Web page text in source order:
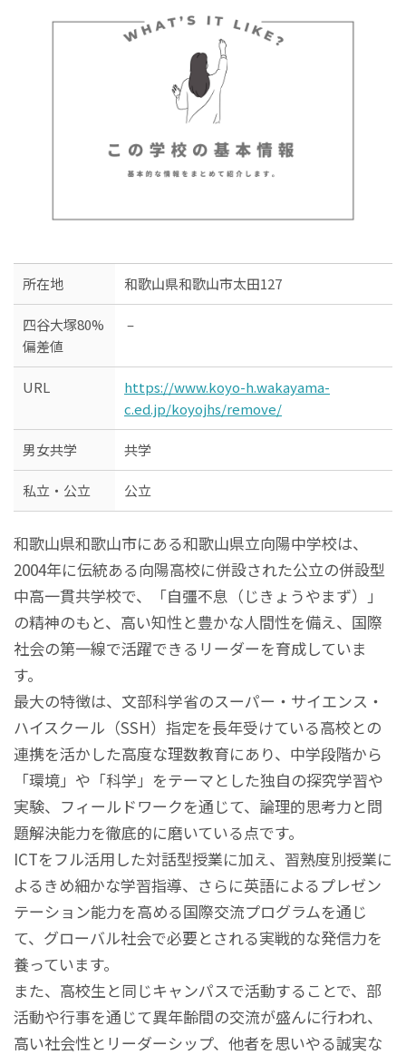
所在地 和歌山県和歌山市太田127
四谷大塚80%
偏差値
–
URL
https://www.koyo-h.wakayama-
c.ed.jp/koyojhs/remove/
男女共学 共学
私立・公立 公立
和歌山県和歌山市にある和歌山県立向陽中学校は、
2004年に伝統ある向陽高校に併設された公立の併設型
中高一貫共学校で、「自彊不息（じきょうやまず）」
の精神のもと、高い知性と豊かな人間性を備え、国際
社会の第一線で活躍できるリーダーを育成していま
す。
最大の特徴は、文部科学省のスーパー・サイエンス・
ハイスクール（SSH）指定を長年受けている高校との
連携を活かした高度な理数教育にあり、中学段階から
「環境」や「科学」をテーマとした独自の探究学習や
実験、フィールドワークを通じて、論理的思考力と問
題解決能力を徹底的に磨いている点です。
ICTをフル活用した対話型授業に加え、習熟度別授業に
よるきめ細かな学習指導、さらに英語によるプレゼン
テーション能力を高める国際交流プログラムを通じ
て、グローバル社会で必要とされる実戦的な発信力を
養っています。
また、高校生と同じキャンパスで活動することで、部
活動や行事を通じて異年齢間の交流が盛んに行われ、
高い社会性とリーダーシップ、他者を思いやる誠実な